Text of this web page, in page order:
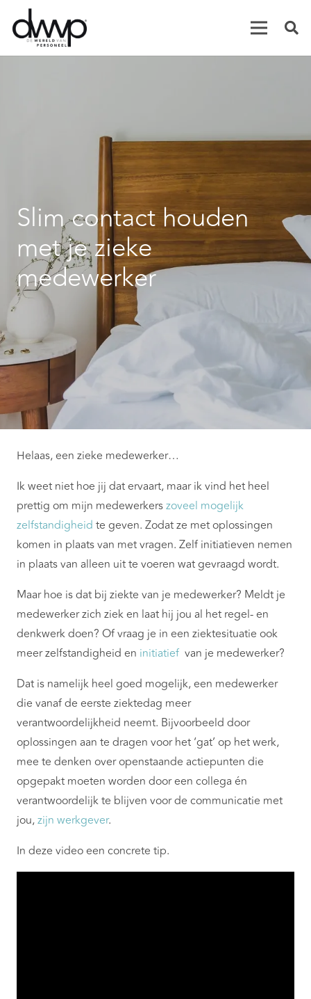
Slim contact houden
met je zieke
medewerker
Helaas, een zieke medewerker…
Ik weet niet hoe jij dat ervaart, maar ik vind het heel
prettig om mijn medewerkerszoveel mogelijk
zelfstandigheid te geven. Zodat ze met oplossingen
komen in plaats van met vragen. Zelf initiatieven nemen
in plaats van alleen uit te voeren wat gevraagd wordt.
Maar hoe is dat bij ziekte van je medewerker? Meldt je
medewerker zich ziek en laat hij jou al het regel- en
denkwerk doen? Of vraag je in een ziektesituatie ook
meer zelfstandigheid en initiatief van je medewerker?
Dat is namelijk heel goed mogelijk, een medewerker
die vanaf de eerste ziektedag meer
verantwoordelijkheid neemt. Bijvoorbeeld door
oplossingen aan te dragen voor het ‘gat’ op het werk,
mee te denken over openstaande actiepunten die
opgepakt moeten worden door een collega én
verantwoordelijk te blijven voor de communicatie met
jou,zijn werkgever.
In deze video een concrete tip.